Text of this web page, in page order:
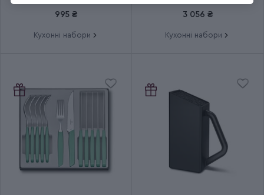
6.7116.23L92
995 ₴
Кухонні набори
6.7191.F1
3 056 ₴
Кухонні набори